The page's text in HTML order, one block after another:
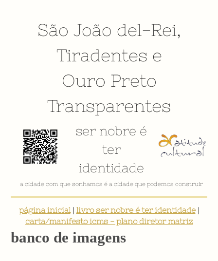
São João del-Rei,
Tiradentes e
Ouro Preto
Transparentes
ser nobre é
ter
identidade
VÍDEO INSTITUCIONAL
página inicial| livro ser nobre é ter identidade|
carta/manifesto icms - plano diretor matriz
banco de imagens